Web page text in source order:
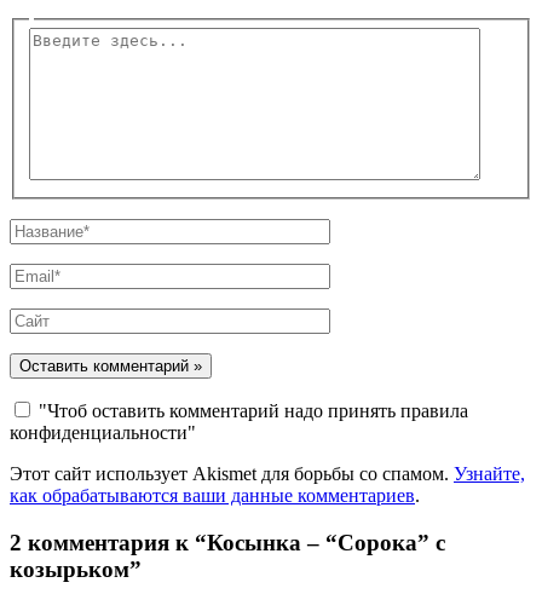
Введите
Название*
Email*
Сайт
"Чтоб оставить комментарий надо принять правила
конфиденциальности"
Этот сайт использует Akismet для борьбы со спамом. Узнайте,
как обрабатываются ваши данные комментариев.
2 комментария к “Косынка – “Сорока” с
козырьком”